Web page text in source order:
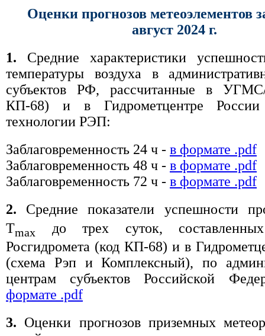
Оценки прогнозов метеоэлементов
август 2024 г.
1. Средние характеристики
температуры воздуха в
субъектов РФ, рассчитанные в
КП-68) и в Гидрометцентре
технологии РЭП:
Заблаговременность 24 ч - в формате .pdf
Заблаговременность 48 ч - в формате .pdf
Заблаговременность 72 ч - в формате .pdf
2. Средние показатели успешности
Tmax
до трех суток,
Росгидромета (код КП-68) и в
(схема Рэп и Комплексный), по
центрам субъектов Российской
формате .pdf
3. Оценки прогнозов приземных